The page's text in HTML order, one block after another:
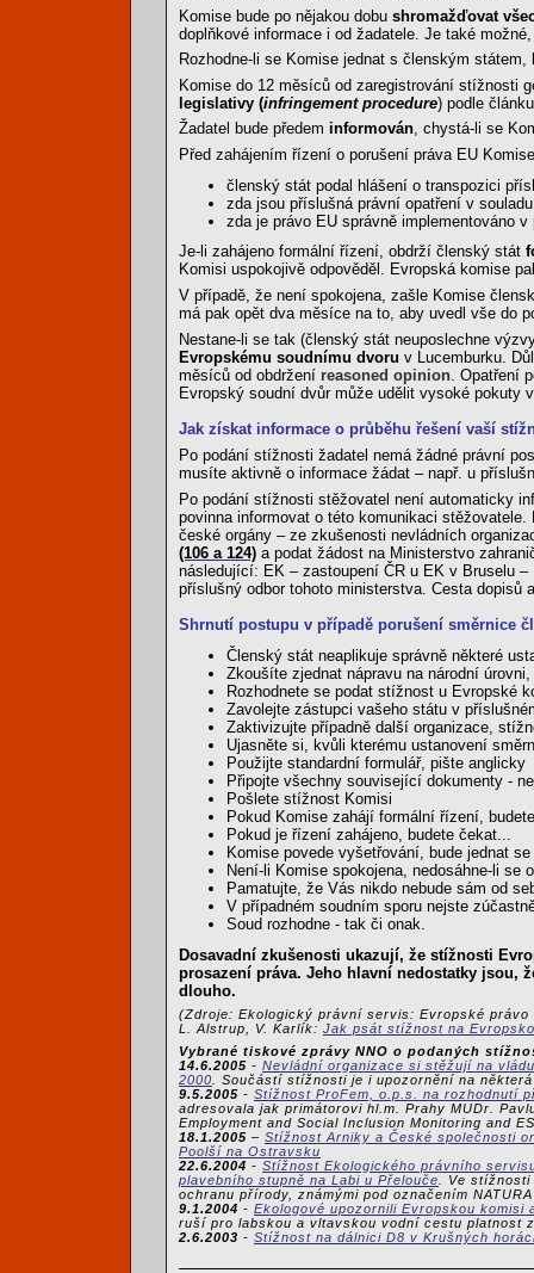
Komise bude po nějakou dobu shromažďovat
doplňkové informace i od žadatele. Je také
Rozhodne-li se Komise jednat s členským státem,
Komise do 12 měsíců od zaregistrování stížnosti
legislativy (infringement procedure) podle
Žadatel bude předem informován, chystá-li se
Před zahájením řízení o porušení práva EU
členský stát podal hlášení o transpozici
zda jsou příslušná právní opatření v
zda je právo EU správně implementováno v
Je-li zahájeno formální řízení, obdrží členský stát
Komisi uspokojivě odpověděl. Evropská komise
V případě, že není spokojena, zašle Komise
má pak opět dva měsíce na to, aby uvedl vše do
Nestane-li se tak (členský stát neuposlechne
Evropskému soudnímu dvoru v Lucemburku.
měsíců od obdržení reasoned opinion . Opatření
Evropský soudní dvůr může udělit vysoké pokuty
Jak získat informace o průběhu řešení vaší
Po podání stížnosti žadatel nemá žádné právní
musíte aktivně o informace žádat – např. u
Po podání stížnosti stěžovatel není automaticky
povinna informovat o této komunikaci
české orgány – ze zkušenosti nevládních
(106 a 124) a podat žádost na Ministerstvo
následující: EK – zastoupení ČR u EK v Bruselu
příslušný odbor tohoto ministerstva. Cesta dopisů
Shrnutí postupu v případě porušení směrnice
Členský stát neaplikuje správně některé
Zkoušíte zjednat nápravu na národní
Rozhodnete se podat stížnost u Evropské
Zavolejte zástupci vašeho státu v
Zaktivizujte případně další organizace,
Ujasněte si, kvůli kterému ustanovení
Použijte standardní formulář, pište anglicky
Připojte všechny související dokumenty -
Pošlete stížnost Komisi
Pokud Komise zahájí formální řízení,
Pokud je řízení zahájeno, budete čekat...
Komise povede vyšetřování, bude jednat
Není-li Komise spokojena, nedosáhne-li se
Pamatujte, že Vás nikdo nebude sám od
V případném soudním sporu nejste
Soud rozhodne - tak či onak.
Dosavadní zkušenosti ukazují, že stížnosti
prosazení práva. Jeho hlavní nedostatky jsou,
dlouho.
(Zdroje: Ekologický právní servis: Evropské
L. Alstrup, V. Karlík: Jak psát stížnost na
Vybrané tiskové zprávy NNO o podaných
14.6.2005 - Nevládní organizace si stěžují na
2000 . Součástí stížnosti je i upozornění na
9.5.2005 - Stížnost ProFem, o.p.s. na rozhodnutí
adresovala jak primátorovi hl.m. Prahy MUDr.
Employment and Social Inclusion Monitoring and
18.1.2005 – Stížnost Arniky a České společnosti
Poolší na Ostravsku
22.6.2004 - Stížnost Ekologického právního
plavebního stupně na Labi u Přelouče . Ve
ochranu přírody, známými pod označením
9.1.2004 - Ekologové upozornili Evropskou
ruší pro labskou a vltavskou vodní cestu platnost
2.6.2003 - Stížnost na dálnici D8 v Krušných